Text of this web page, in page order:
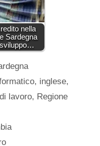
nella
Sardegna
, inglese,
lavoro, Regione